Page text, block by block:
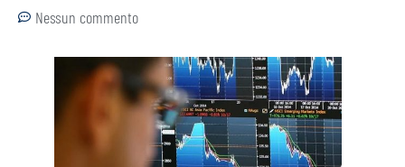
Nessun commento